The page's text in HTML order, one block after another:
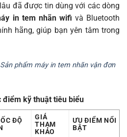
đã được tin dùng với các dòng
in tem nhãn wifi và Bluetooth
hãng, giúp bạn yên tâm trong
Sản phẩm máy in tem nhãn vận đơn
điểm kỹ thuật tiêu biểu
ĐỘ
GIÁ
THAM
KHẢO
ƯU ĐIỂM NỔI
BẬT